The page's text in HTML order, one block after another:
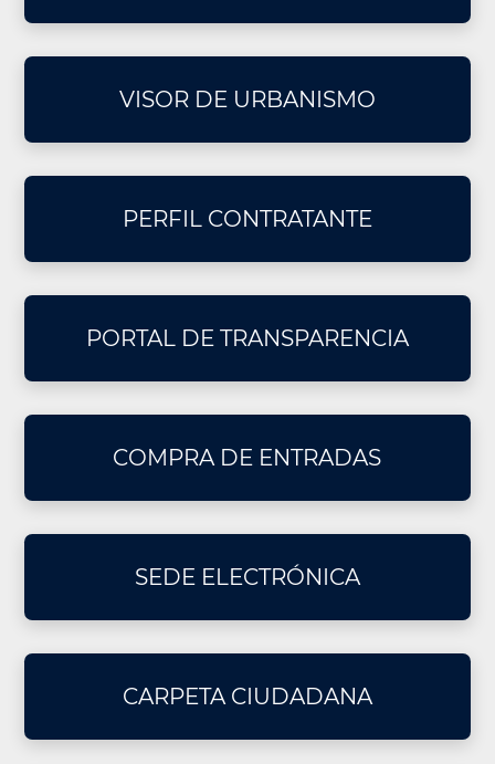
VISOR DE URBANISMO
PERFIL CONTRATANTE
PORTAL DE TRANSPARENCIA
COMPRA DE ENTRADAS
SEDE ELECTRÓNICA
CARPETA CIUDADANA